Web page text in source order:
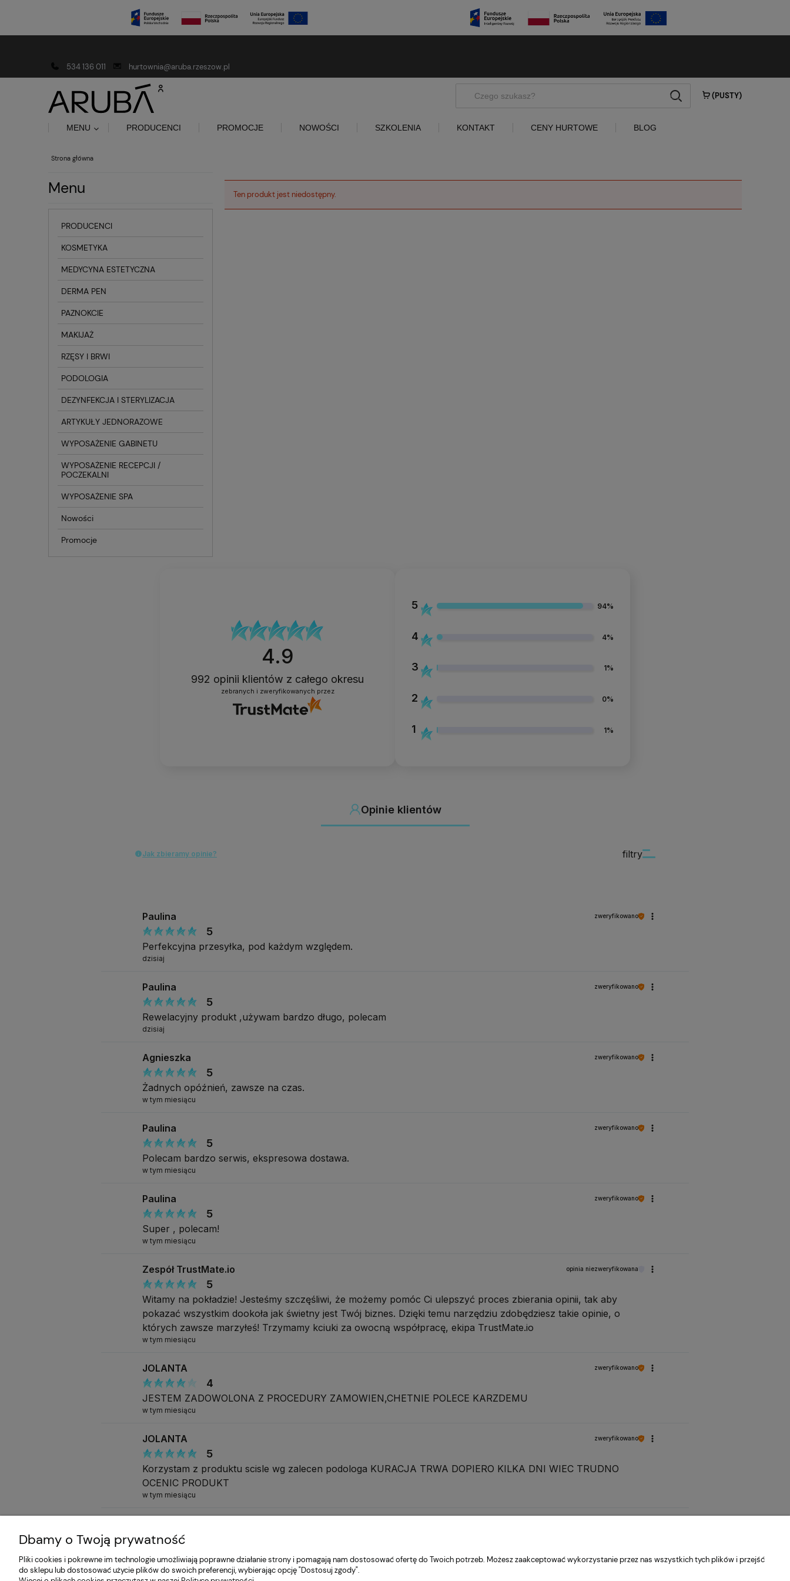
534 136 011
hurtownia@aruba.rzeszow.pl
(PUSTY)
szukaj
MENU PRODUCENCI PROMOCJE NOWOŚCI SZKOLENIA KONTAKT CENY HURTOWE BLOG
Strona główna
Menu
PRODUCENCI
KOSMETYKA
MEDYCYNA ESTETYCZNA
DERMA PEN
PAZNOKCIE
MAKIJAŻ
RZĘSY I BRWI
PODOLOGIA
DEZYNFEKCJA I STERYLIZACJA
ARTYKUŁY JEDNORAZOWE
WYPOSAŻENIE GABINETU
WYPOSAŻENIE RECEPCJI /
POCZEKALNI
WYPOSAŻENIE SPA
Nowości
Promocje
Ten produkt jest niedostępny.
4.9
992 opinii klientów z całego okresu
zebranych i zweryfikowanych przez
5 94%
4 4%
3 1%
2 0%
1 1%
Opinie klientów
filtry
Jak zbieramy opinie?
Paulina zweryfikowano
5
Perfekcyjna przesyłka, pod każdym względem.
dzisiaj
Paulina zweryfikowano
5
Rewelacyjny produkt ,używam bardzo długo, polecam
dzisiaj
Agnieszka zweryfikowano
5
Żadnych opóźnień, zawsze na czas.
w tym miesiącu
Paulina zweryfikowano
5
Polecam bardzo serwis, ekspresowa dostawa.
w tym miesiącu
Paulina zweryfikowano
5
Super , polecam!
w tym miesiącu
Zespół TrustMate.io opinia niezweryfikowana
5
Witamy na pokładzie! Jesteśmy szczęśliwi, że możemy pomóc Ci ulepszyć proces zbierania opinii, tak aby
pokazać wszystkim dookoła jak świetny jest Twój biznes. Dzięki temu narzędziu zdobędziesz takie opinie, o
których zawsze marzyłeś! Trzymamy kciuki za owocną współpracę, ekipa TrustMate.io
w tym miesiącu
JOLANTA zweryfikowano
4
JESTEM ZADOWOLONA Z PROCEDURY ZAMOWIEN,CHETNIE POLECE KARZDEMU
w tym miesiącu
JOLANTA zweryfikowano
5
Korzystam z produktu scisle wg zalecen podologa KURACJA TRWA DOPIERO KILKA DNI WIEC TRUDNO
OCENIC PRODUKT
w tym miesiącu
w tym miesiącu
Dbamy o Twoją prywatność
Pliki cookies i pokrewne im technologie umożliwiają poprawne działanie strony i pomagają nam dostosować ofertę do Twoich potrzeb. Możesz zaakceptować wykorzystanie przez nas wszystkich tych plików i przejść
do sklepu lub dostosować użycie plików do swoich preferencji, wybierając opcję "Dostosuj zgody".